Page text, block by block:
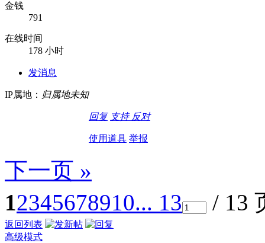
金钱
791
在线时间
178 小时
发消息
IP属地： 归属地未知
回复 支持 反对
使用道具 举报
下一页 »
12345678910... 13 / 13
返回列表
高级模式